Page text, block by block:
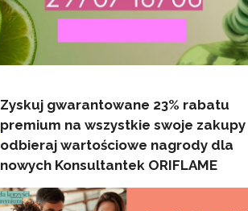
Zyskuj gwarantowane 23% rabatu
premium na wszystkie swoje zakupy
odbieraj wartościowe nagrody dla
nowych Konsultantek ORIFLAME